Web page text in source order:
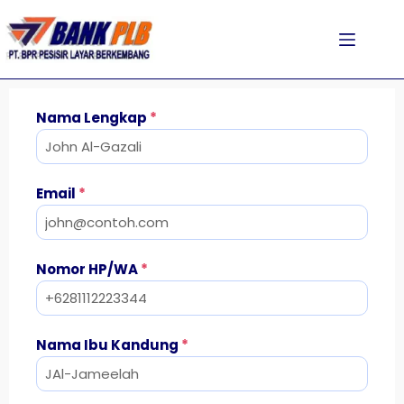
Nama Lengkap *
Email *
Nomor HP/WA*
Nama Ibu Kandung *